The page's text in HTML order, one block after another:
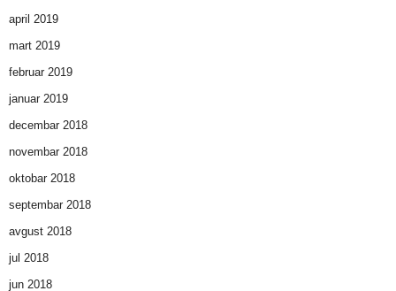
april 2019
mart 2019
februar 2019
januar 2019
decembar 2018
novembar 2018
oktobar 2018
septembar 2018
avgust 2018
jul 2018
jun 2018